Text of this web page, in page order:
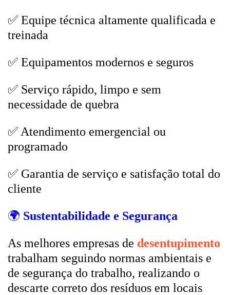
✅ Equipe técnica altamente qualificada e
treinada
✅ Equipamentos modernos e seguros
✅ Serviço rápido, limpo e sem
necessidade de quebra
✅ Atendimento emergencial ou
programado
✅ Garantia de serviço e satisfação total do
cliente
🌍 Sustentabilidade e Segurança
As melhores empresas de desentupimento
trabalham seguindo normas ambientais e
de segurança do trabalho, realizando o
descarte correto dos resíduos em locais